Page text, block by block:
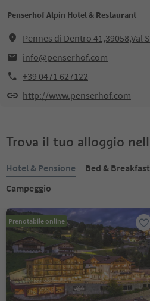
Penserhof Alpin Hotel & Restaurant
Pennes di Dentro 41,39058,Val
info@penserhof.com
+39 0471 627122
http://www.penserhof.com
Trova il tuo alloggio
Hotel & Pensione Bed & Breakfast
Campeggio
Prenotabile online